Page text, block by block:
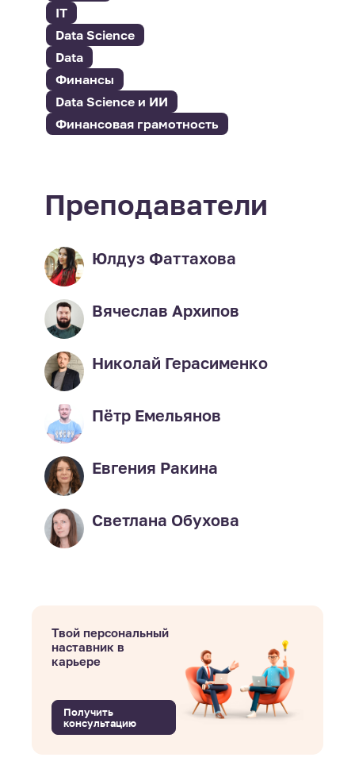
IT
Data Science
Data
Финансы
Data Science и ИИ
Финансовая грамотность
Преподаватели
Юлдуз Фаттахова
Вячеслав Архипов
Николай Герасименко
Пётр Емельянов
Евгения Ракина
Светлана Обухова
Твой персональный
наставник в
карьере
Получить
консультацию